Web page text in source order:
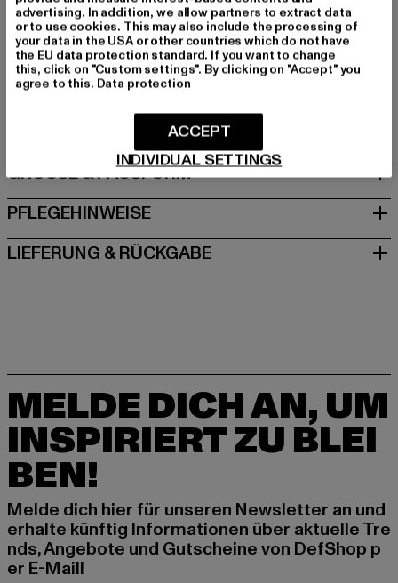
Materialzusammensetzung: 100% Baumwolle
Art.Nr: MT2541-00007
Hersteller: TB International GmbH |info@tbint.de
Dr.-Robert-Murjahn-Straße 7 | 64372 Ober-Ramstadt |
GRÖSSE & PASSFORM
PFLEGEHINWEISE
LIEFERUNG & RÜCKGABE
MELDE DICH AN, UM
INSPIRIERT ZU BLEI
BEN!
Melde dich hier für unseren Newsletter an und
erhalte künftig Informationen über aktuelle Tre
nds, Angebote und Gutscheine von DefShop p
er E-Mail!
advertising. In addition, we allow partners to extract data
or to use cookies. This may also include the processing of
your data in the USA or other countries which do not have
the EU data protection standard. If you want to change
this, click on "Custom settings". By clicking on "Accept" you
agree to this. Data protection
INDIVIDUAL SETTINGS
ACCEPT